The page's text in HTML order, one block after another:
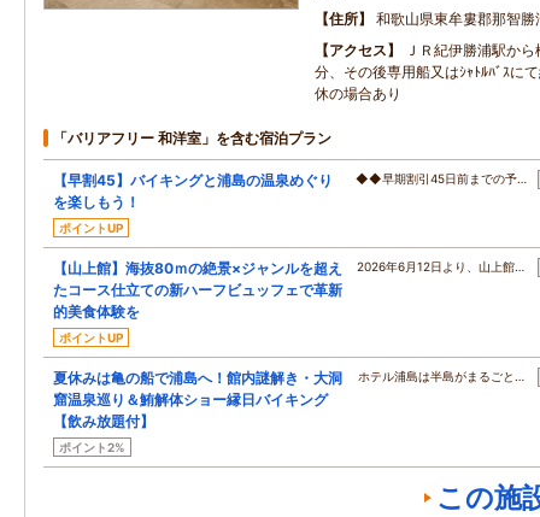
住所
和歌山県東牟婁郡那智
アクセス
ＪＲ紀伊勝浦駅か
分、その後専用船又はｼｬﾄﾙﾊﾞｽに
休の場合あり
「バリアフリー 和洋室」を含む宿泊プラン
【早割45】バイキングと浦島の温泉めぐり
を楽しもう！
ポイントUP
◆◆早期割引45日前までの予…
【山上館】海抜80ｍの絶景×ジャンルを超え
たコース仕立ての新ハーフビュッフェで革新
的美食体験を
ポイントUP
2026年6月12日より、山上館…
夏休みは亀の船で浦島へ！館内謎解き・大洞
窟温泉巡り＆鮪解体ショー縁日バイキング
【飲み放題付】
ポイント2%
ホテル浦島は半島がまるごと…
この施